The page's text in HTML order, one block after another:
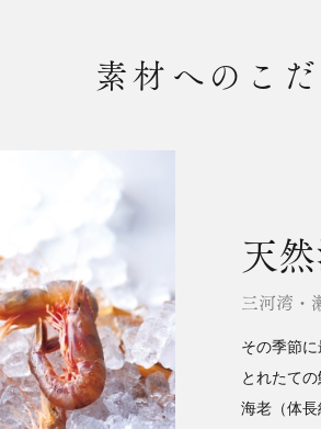
素材へのこだ
天
三河湾・
その季節
とれたて
海老（体